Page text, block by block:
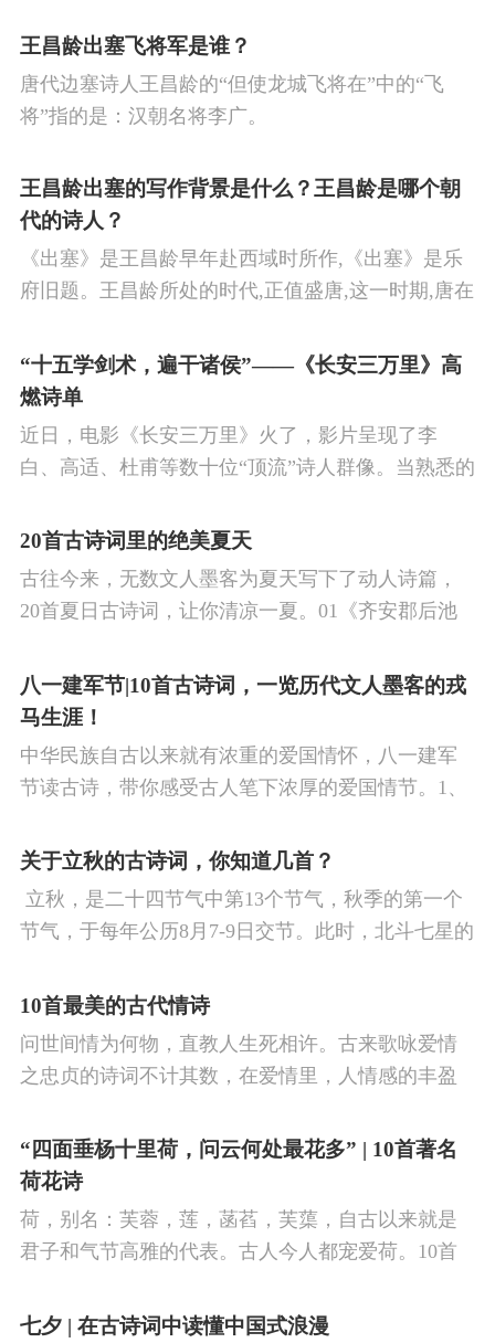
日平息边塞战争,使国家得到安宁,让人民过上安定生
王昌龄出塞飞将军是谁？
唐代边塞诗人王昌龄的“但使龙城飞将在”中的“飞
将”指的是：汉朝名将李广。
王昌龄出塞的写作背景是什么？王昌龄是哪个朝
代的诗人？
《出塞》是王昌龄早年赴西域时所作,《出塞》是乐
府旧题。王昌龄所处的时代,正值盛唐,这一时期,唐在
的作品中,多能体现一种慷慨激昂的向上精神,和克敌
制胜的强烈自信。 同时,频繁的边塞战争,也使人民不
平愿望。
“十五学剑术，遍干诸侯”——《长安三万里》高
燃诗单
近日，电影《长安三万里》火了，影片呈现了李
白、高适、杜甫等数十位“顶流”诗人群像。当熟悉的
涉及48首诗词，你会背几首？快来（预）习。
20首古诗词里的绝美夏天
古往今来，无数文人墨客为夏天写下了动人诗篇，
20首夏日古诗词，让你清凉一夏。01《齐安郡后池
尽日无人看微雨，鸳鸯相对浴红衣。
八一建军节|10首古诗词，一览历代文人墨客的戎
马生涯！
中华民族自古以来就有浓重的爱国情怀，八一建军
节读古诗，带你感受古人笔下浓厚的爱国情节。1、
看剑，梦回吹角连营。八百里分麾下炙，五十弦翻
关于立秋的古诗词，你知道几首？
​ 立秋，是二十四节气中第13个节气，秋季的第一个
节气，于每年公历8月7-9日交节。此时，北斗七星的
了四时“气”的变化，立秋是阳气渐收、阴气渐长，由
10首最美的古代情诗
问世间情为何物，直教人生死相许。古来歌咏爱情
之忠贞的诗词不计其数，在爱情里，人情感的丰盈
笔下生辉。10首绝美的爱情古诗词，与你一起感受
情之幽微，爱之可贵。
“四面垂杨十里荷，问云何处最花多” | 10首著名
荷花诗
荷，别名：芙蓉，莲，菡萏，芙蕖，自古以来就是
君子和气节高雅的代表。古人今人都宠爱荷。10首
杨万里泉眼无声惜细流，树阴照水爱晴柔。
七夕 | 在古诗词中读懂中国式浪漫